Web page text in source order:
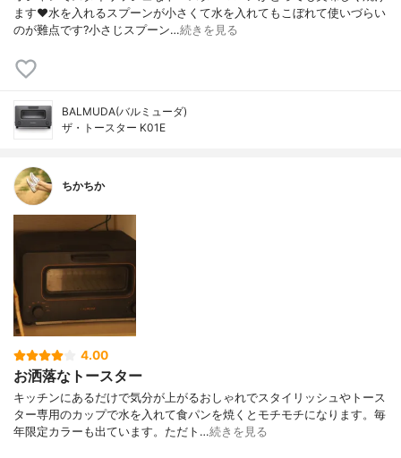
ます❤️水を入れるスプーンが小さくて水を入れてもこぼれて使いづらい
のが難点です?小さじスプーン…続きを見る
BALMUDA(バルミューダ)
ザ・トースター K01E
ちかちか
4.00
お洒落なトースター
キッチンにあるだけで気分が上がるおしゃれでスタイリッシュやトース
ター専用のカップで水を入れて食パンを焼くとモチモチになります。毎
年限定カラーも出ています。ただト…続きを見る